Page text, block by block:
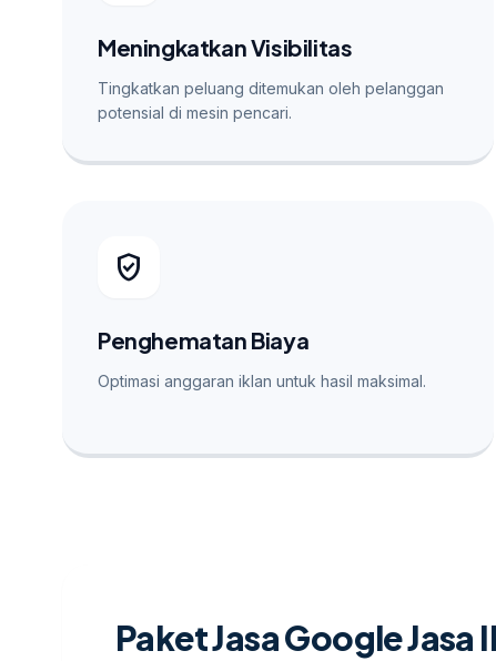
Meningkatkan Visibilitas
Tingkatkan peluang ditemukan oleh pelanggan
potensial di mesin pencari.
verified_user
Penghematan Biaya
Optimasi anggaran iklan untuk hasil maksimal.
Paket Jasa Google Jasa